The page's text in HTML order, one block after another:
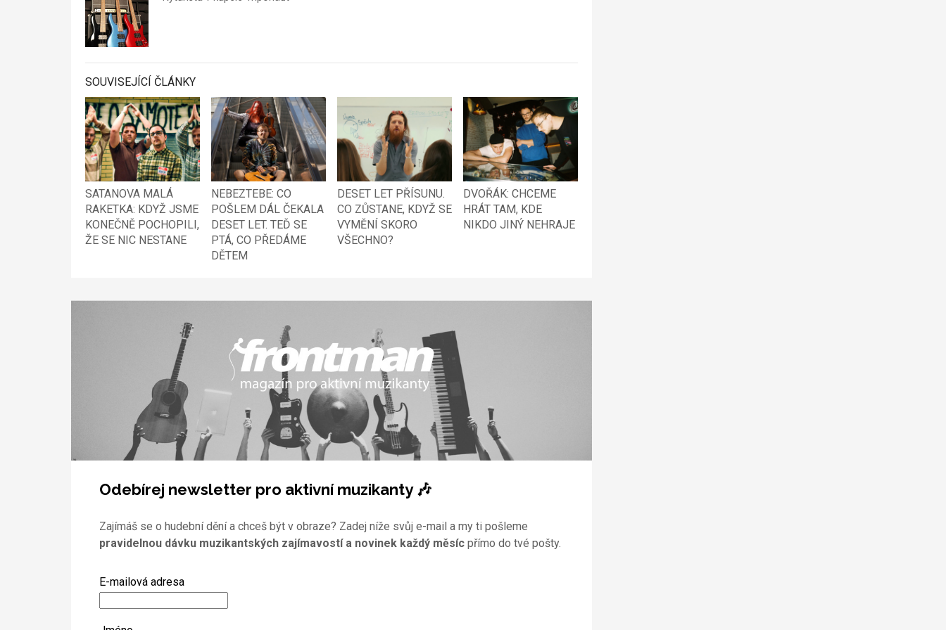
SOUVISEJÍCÍ ČLÁNKY
SATANOVA MALÁ
RAKETKA: KDYŽ JSME
KONEČNĚ POCHOPILI,
ŽE SE NIC NESTANE
NEBEZTEBE: CO
POŠLEM DÁL ČEKALA
DESET LET. TEĎ SE
PTÁ, CO PŘEDÁME
DĚTEM
DESET LET PŘÍSUNU.
CO ZŮSTANE, KDYŽ SE
VYMĚNÍ SKORO
VŠECHNO?
DVOŘÁK: CHCEME
HRÁT TAM, KDE
NIKDO JINÝ NEHRAJE
Odebírej newsletter pro aktivní muzikanty 🎶
Zajímáš se o hudební dění a chceš být v obraze? Zadej níže svůj e-mail a my ti pošleme
pravidelnou dávku muzikantských zajímavostí a novinek každý měsícpřímo do tvé pošty.
E-mailová adresa